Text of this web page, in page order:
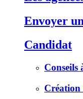
Envoyer
Candidat
Conseils
Création